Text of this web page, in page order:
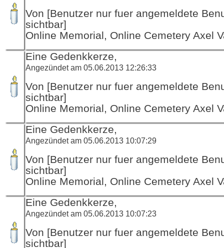
Von [Benutzer nur fuer angemeldete
sichtbar]
Online Memorial, Online Cemetery Axel
Eine Gedenkkerze,
Angezündet am 05.06.2013 12:26:33
Von [Benutzer nur fuer angemeldete
sichtbar]
Online Memorial, Online Cemetery Axel
Eine Gedenkkerze,
Angezündet am 05.06.2013 10:07:29
Von [Benutzer nur fuer angemeldete
sichtbar]
Online Memorial, Online Cemetery Axel
Eine Gedenkkerze,
Angezündet am 05.06.2013 10:07:23
Von [Benutzer nur fuer angemeldete
sichtbar]